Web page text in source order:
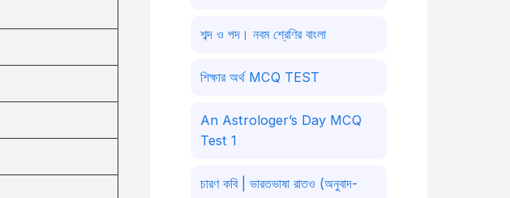
শব্দ ও পদ। নবম শ্রেণির বাংলা
শিক্ষার অর্থ MCQ TEST
An Astrologer’s Day MCQ
Test 1
চারণ কবি | ভারতভাষা রাতও (অনুবাদ-